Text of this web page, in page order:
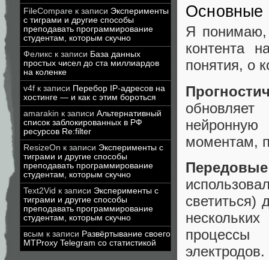
FileCompare к записи Эксперименты
с тиграми и другие способы
преподавать программирование
студентам, которым скучно
Феликс к записи База данных
простых чисел до ста миллиардов
на коленке
v4f к записи Перебор IP-адресов на
хостинге — и как с этим бороться
amarakin к записи Альтернативный
список заблокированных в РФ
ресурсов Re:filter
ResizeOn к записи Эксперименты с
тиграми и другие способы
преподавать программирование
студентам, которым скучно
Text2Vid к записи Эксперименты с
тиграми и другие способы
преподавать программирование
студентам, которым скучно
всым к записи Развёртывание своего
MTProxy Telegram со статистикой
Основные
Я понимаю,
контента
понятия, о
моментам,
светиться)
электродов.